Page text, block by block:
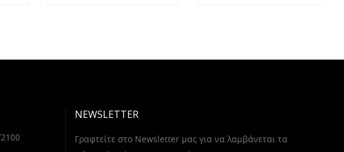
NEWSLETTER
Γραφτείτε στο Newsletter μας για να λαμβάνεται τα